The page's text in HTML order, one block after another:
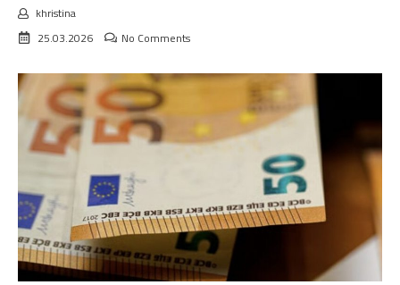
khristina
25.03.2026
No Comments